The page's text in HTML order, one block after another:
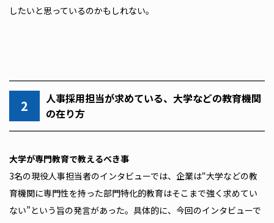
したいと思っているのかもしれない。
2
人事採用担当が求めている、大学などの教育機関
の在り方
――大学が専門教育で教えるべき事
3名の現役人事担当者のインタビューでは、企業は“大学などの教
育機関に専門性を持った部門特化的教育はそこまで強く求めてい
ない”という旨の発言があった。具体的に、今回のインタビューで